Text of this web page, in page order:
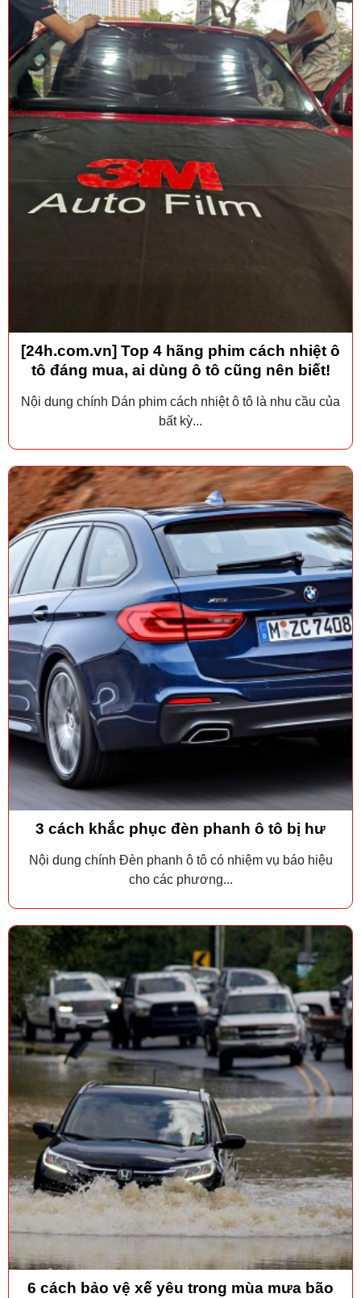
[24h.com.vn] Top 4 hãng phim cách nhiệt ô
tô đáng mua, ai dùng ô tô cũng nên biết!
Nội dung chính Dán phim cách nhiệt ô tô là nhu cầu của
bất kỳ...
3 cách khắc phục đèn phanh ô tô bị hư
Nội dung chính Đèn phanh ô tô có nhiệm vụ báo hiệu
cho các phương...
6 cách bảo vệ xế yêu trong mùa mưa bão